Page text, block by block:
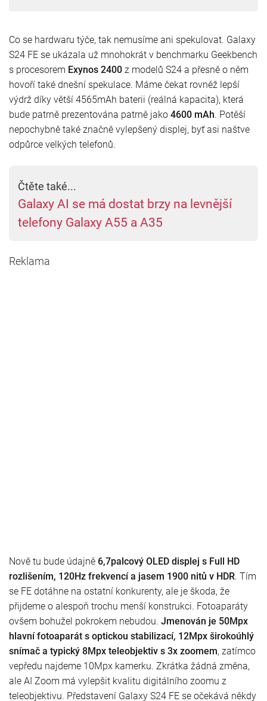
Co se hardwaru týče, tak nemusíme ani spekulovat. Galaxy
S24 FE se ukázala už mnohokrát v benchmarku Geekbench
s procesorem Exynos 2400 z modelů S24 a přesně o něm
hovoří také dnešní spekulace. Máme čekat rovněž lepší
výdrž díky větší 4565mAh baterii (reálná kapacita), která
bude patrně prezentována patrně jako 4600 mAh. Potěší
nepochybně také značně vylepšený displej, byť asi naštve
odpůrce velkých telefonů.
Čtěte také...
Galaxy AI se má dostat brzy na levnější
telefony Galaxy A55 a A35
Reklama
Nově tu bude údajně 6,7palcový OLED displej s Full HD
rozlišením, 120Hz frekvencí a jasem 1900 nitů v HDR. Tím
se FE dotáhne na ostatní konkurenty, ale je škoda, že
přijdeme o alespoň trochu menší konstrukci. Fotoaparáty
ovšem bohužel pokrokem nebudou. Jmenován je 50Mpx
hlavní fotoaparát s optickou stabilizací, 12Mpx širokoúhlý
snímač a typický 8Mpx teleobjektiv s 3x zoomem, zatímco
vepředu najdeme 10Mpx kamerku. Zkrátka žádná změna,
ale AI Zoom má vylepšit kvalitu digitálního zoomu z
teleobjektivu. Představení Galaxy S24 FE se očekává někdy